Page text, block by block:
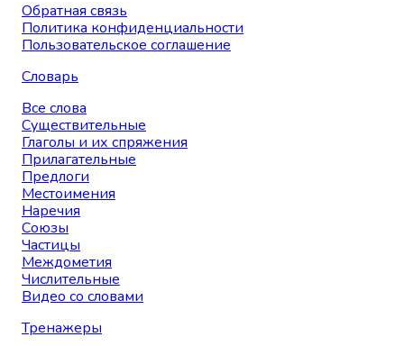
Обратная связь
Политика конфиденциальности
Пользовательское соглашение
Словарь
Все слова
Существительные
Глаголы и их спряжения
Прилагательные
Предлоги
Местоимения
Наречия
Союзы
Частицы
Междометия
Числительные
Видео со словами
Тренажеры